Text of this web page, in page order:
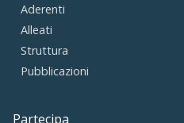
Aderenti
Alleati
Struttura
Pubblicazioni
Partecipa